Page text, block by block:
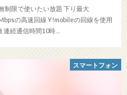
制限で使いたい放題 下り最大
の高速回線 Y!mobileの回線を使用
続通信時間10時…
スマートフォン